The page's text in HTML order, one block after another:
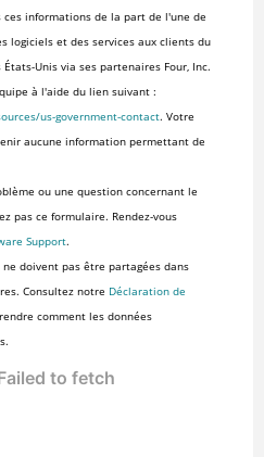
ces informations de la part de l'une de
logiciels et des services aux clients du
Unis via ses partenaires Four, Inc.
à l'aide du lien suivant :
us-government-contact. Votre
aucune information permettant de
ou une question concernant le
pas ce formulaire. Rendez-vous
Support.
doivent pas être partagées dans
Consultez notre Déclaration de
comment les données